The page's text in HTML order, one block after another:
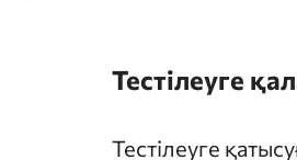
Тестілеуге
Тестілеуге